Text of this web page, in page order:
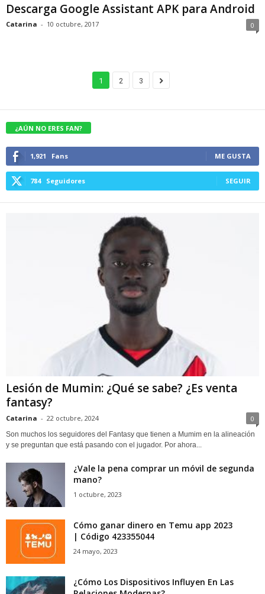
Descarga Google Assistant APK para Android
Catarina - 10 octubre, 2017 0
1 2 3
¿AÚN NO ERES FAN?
1,921 Fans ME GUSTA
784 Seguidores SEGUIR
Lesión de Mumin: ¿Qué se sabe? ¿Es venta
fantasy?
Catarina - 22 octubre, 2024 0
Son muchos los seguidores del Fantasy que tienen a Mumim en la alineación
y se preguntan que está pasando con el jugador. Por ahora...
¿Vale la pena comprar un móvil de segunda
mano?
1 octubre, 2023
Cómo ganar dinero en Temu app 2023
| Código 423355044
24 mayo, 2023
¿Cómo Los Dispositivos Influyen En Las